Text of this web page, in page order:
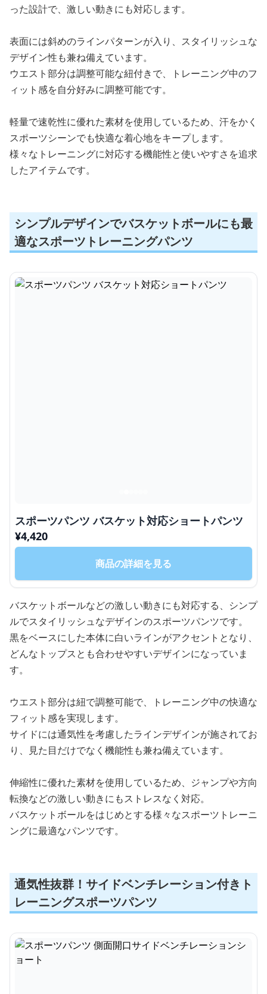
った設計で、激しい動きにも対応します。
表面には斜めのラインパターンが入り、スタイリッシュな
デザイン性も兼ね備えています。
ウエスト部分は調整可能な紐付きで、トレーニング中のフ
ィット感を自分好みに調整可能です。
軽量で速乾性に優れた素材を使用しているため、汗をかく
スポーツシーンでも快適な着心地をキープします。
様々なトレーニングに対応する機能性と使いやすさを追求
したアイテムです。
シンプルデザインでバスケットボールにも最
適なスポーツトレーニングパンツ
スポーツパンツ バスケット対応ショートパンツ
¥4,420
商品の詳細を見る
バスケットボールなどの激しい動きにも対応する、シンプ
ルでスタイリッシュなデザインのスポーツパンツです。
黒をベースにした本体に白いラインがアクセントとなり、
どんなトップスとも合わせやすいデザインになっていま
す。
ウエスト部分は紐で調整可能で、トレーニング中の快適な
フィット感を実現します。
サイドには通気性を考慮したラインデザインが施されてお
り、見た目だけでなく機能性も兼ね備えています。
伸縮性に優れた素材を使用しているため、ジャンプや方向
転換などの激しい動きにもストレスなく対応。
バスケットボールをはじめとする様々なスポーツトレーニ
ングに最適なパンツです。
通気性抜群！サイドベンチレーション付きト
レーニングスポーツパンツ